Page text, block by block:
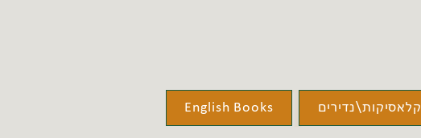
קלאסיקות\נדירים English Books